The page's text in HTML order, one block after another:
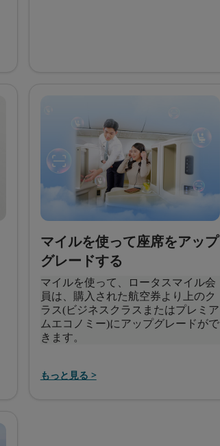
マイルを使って座席をアップ
グレードする
マイルを使って、ロータスマイル会
員は、購入された航空券より上のク
ラス(ビジネスクラスまたはプレミア
ムエコノミー)にアップグレードがで
きます。
もっと見る >